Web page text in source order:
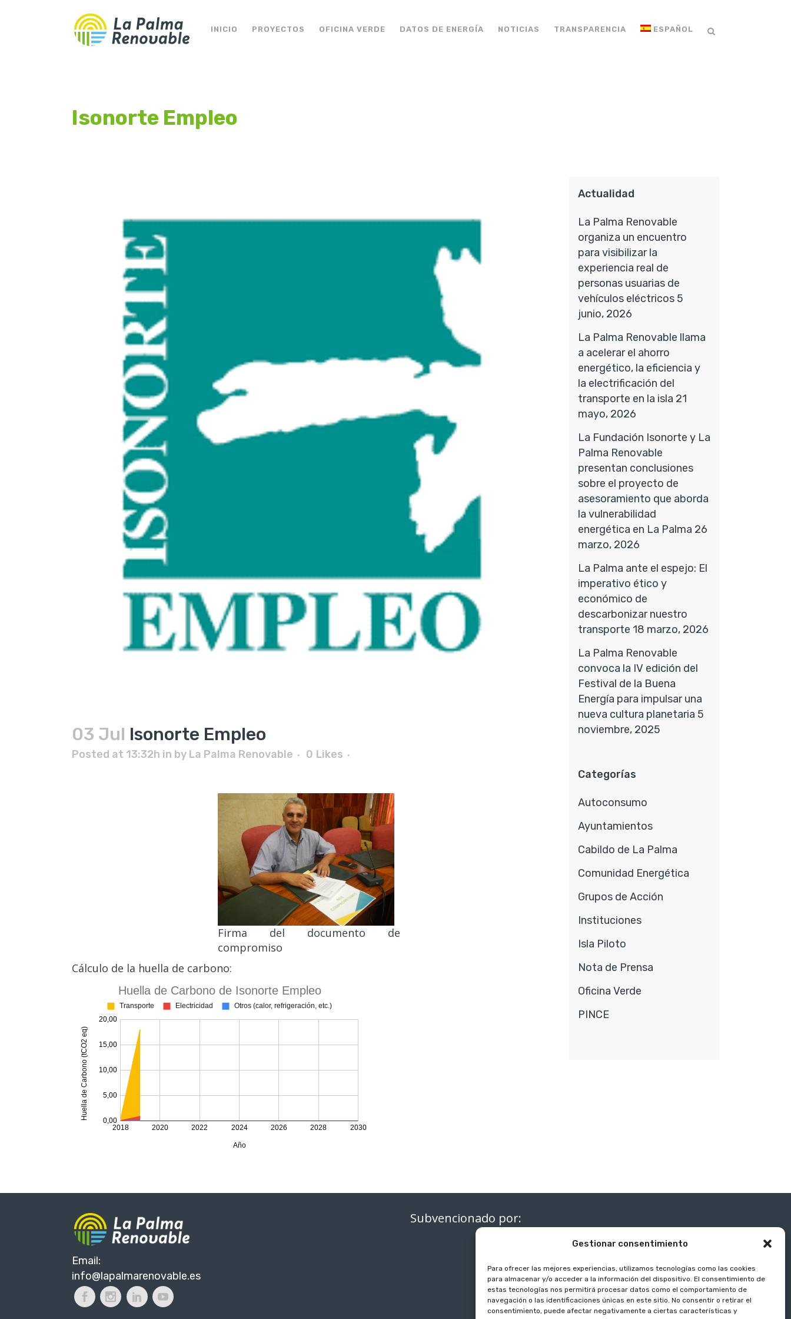
Gestionar consentimiento
Para ofrecer las mejores experiencias, utilizamos tecnologías como las cookies
para almacenar y/o acceder a la información del dispositivo. El consentimiento de
estas tecnologías nos permitirá procesar datos como el comportamiento de
navegación o las identificaciones únicas en este sitio. No consentir o retirar el
consentimiento, puede afectar negativamente a ciertas características y
INICIO PROYECTOS OFICINA VERDE DATOS DE ENERGÍA NOTICIAS TRANSPARENCIA ESPAÑOL
Isonorte Empleo
03 Jul Isonorte Empleo
Posted at 13:32h in by La Palma Renovable 0 Likes
Firma del documento de
compromiso
Cálculo de la huella de carbono:
Actualidad
La Palma Renovable
organiza un encuentro
para visibilizar la
experiencia real de
personas usuarias de
vehículos eléctricos 5
junio, 2026
La Palma Renovable llama
a acelerar el ahorro
energético, la eficiencia y
la electrificación del
transporte en la isla 21
mayo, 2026
La Fundación Isonorte y La
Palma Renovable
presentan conclusiones
sobre el proyecto de
asesoramiento que aborda
la vulnerabilidad
energética en La Palma 26
marzo, 2026
La Palma ante el espejo: El
imperativo ético y
económico de
descarbonizar nuestro
transporte 18 marzo, 2026
La Palma Renovable
convoca la IV edición del
Festival de la Buena
Energía para impulsar una
nueva cultura planetaria 5
noviembre, 2025
Categorías
Autoconsumo
Ayuntamientos
Cabildo de La Palma
Comunidad Energética
Grupos de Acción
Instituciones
Isla Piloto
Nota de Prensa
Oficina Verde
PINCE
Email:
info@lapalmarenovable.es
Subvencionado por: